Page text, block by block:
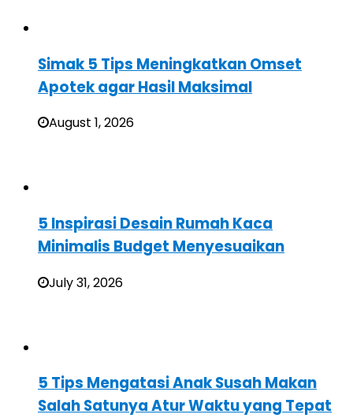
Simak 5 Tips Meningkatkan Omset
Apotek agar Hasil Maksimal
August 1, 2026
5 Inspirasi Desain Rumah Kaca
Minimalis Budget Menyesuaikan
July 31, 2026
5 Tips Mengatasi Anak Susah Makan
Salah Satunya Atur Waktu yang Tepat